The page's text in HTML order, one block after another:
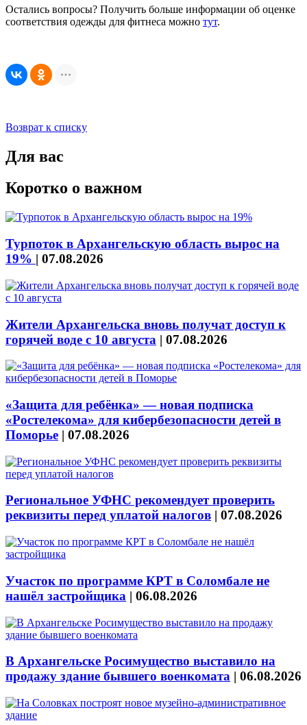
Остались вопросы? Получить больше информации об оценке
соответствия одежды для фитнеса можно тут.
Возврат к списку
Для вас
Коротко о важном
Турпоток в Архангельскую область вырос на
19% | 07.08.2026
Жители Архангельска вновь получат доступ к
горячей воде с 10 августа | 07.08.2026
«Защита для ребёнка» — новая подписка
«Ростелекома» для кибербезопасности детей в
Поморье | 07.08.2026
Региональное УФНС рекомендует проверить
реквизиты перед уплатой налогов | 07.08.2026
Участок по программе КРТ в Соломбале не
нашёл застройщика | 06.08.2026
В Архангельске Росимущество выставило на
продажу здание бывшего военкомата | 06.08.2026